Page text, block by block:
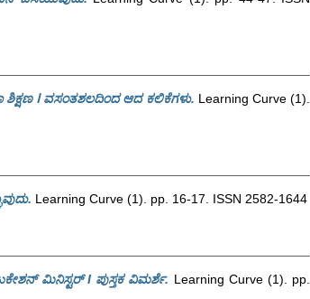
ಶಿಕ್ಷಣ ⵏ ವಸಂತಶಲದಿಂದ ಆದ ಕಲಿಕೆಗಳು. Learning Curve (1).
Learning Curve (1). pp. 16-17. ISSN 2582-1644
ಮಿನಿಸ್ಟರ್ І ಪುಸ್ತಕ ವಿಮರ್ಶೆ. Learning Curve (1). pp.